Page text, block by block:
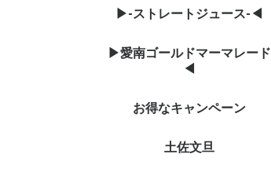
▶-ストレートジュース-◀
▶愛南ゴールドマーマレード
◀
お得なキャンペーン
土佐文旦